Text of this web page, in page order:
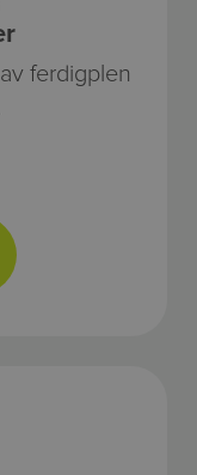
ferdigplen